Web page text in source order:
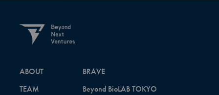
ABOUT
TEAM
BRAVE
Beyond BioLAB TOKYO